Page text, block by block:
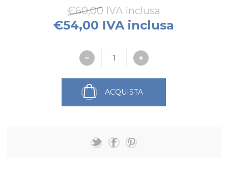
€60,00 IVA inclusa
€54,00 IVA inclusa
ACQUISTA